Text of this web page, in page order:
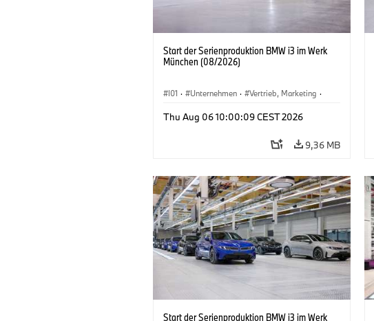
Start der Serienproduktion BMW i3 im Werk
München (08/2026)
I01 · Unternehmen · Vertrieb, Marketing ·
Thu Aug 06 10:00:09 CEST 2026
9,36 MB
Start der Serienproduktion BMW i3 im Werk